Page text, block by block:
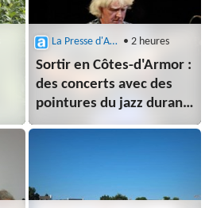
La Presse d'Armor (Paimpol) • 2 heures
Sortir en Côtes-d'Armor :
des concerts avec des
pointures du jazz durant
une semaine à Paimpol